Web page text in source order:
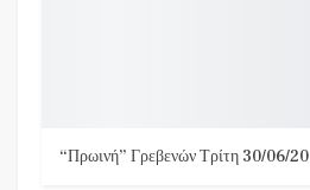
“Πρωινή” Γρεβενών Τρίτη 30/06/20